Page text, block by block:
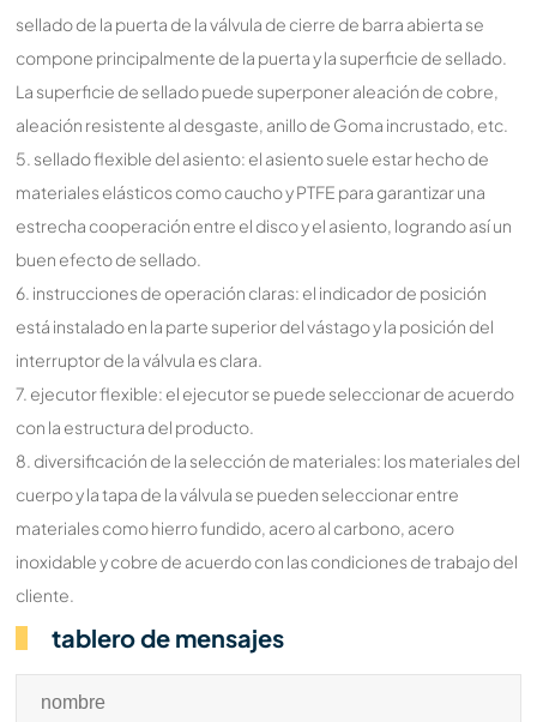
sellado de la puerta de la válvula de cierre de barra abierta se
compone principalmente de la puerta y la superficie de sellado.
La superficie de sellado puede superponer aleación de cobre,
aleación resistente al desgaste, anillo de Goma incrustado, etc.
5. sellado flexible del asiento: el asiento suele estar hecho de
materiales elásticos como caucho y PTFE para garantizar una
estrecha cooperación entre el disco y el asiento, logrando así un
buen efecto de sellado.
6. instrucciones de operación claras: el indicador de posición
está instalado en la parte superior del vástago y la posición del
interruptor de la válvula es clara.
7. ejecutor flexible: el ejecutor se puede seleccionar de acuerdo
con la estructura del producto.
8. diversificación de la selección de materiales: los materiales del
cuerpo y la tapa de la válvula se pueden seleccionar entre
materiales como hierro fundido, acero al carbono, acero
inoxidable y cobre de acuerdo con las condiciones de trabajo del
cliente.
tablero de mensajes